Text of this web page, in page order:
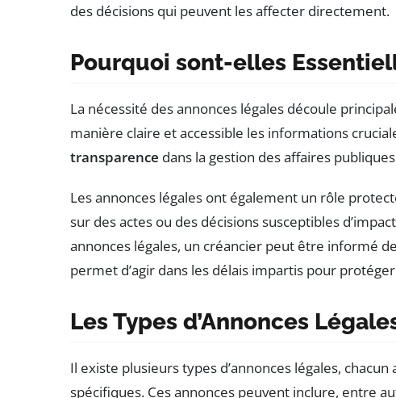
des décisions qui peuvent les affecter directement.
Pourquoi sont-elles
La nécessité des annonces légales découle
manière claire et accessible les informations
transparence dans la gestion des affaires
Les annonces légales ont également un rôle
sur des actes ou des décisions susceptibles
annonces légales, un créancier peut être informé
permet d’agir dans les délais impartis pour
Les Types d’Annonces
Il existe plusieurs types d’annonces légales,
spécifiques. Ces annonces peuvent inclure, entre